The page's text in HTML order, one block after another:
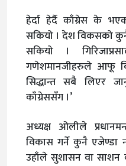
हेर्दा हेर्दै काँग्रेस के
सकियो । देश विकसको
सकियो ।
गणेशमानजीहरुले आफू
सिद्धान्त सबै लिएर
काँग्रेससँग ।’
अध्यक्ष ओलीले
विकास गर्ने कुनै एजेण्डा
उहाँले सुशासन वा साशन